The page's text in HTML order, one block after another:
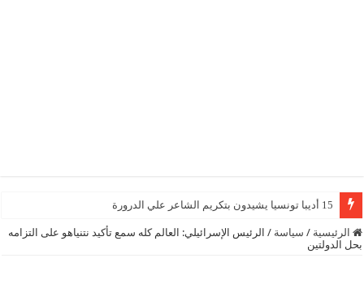
15 أديبا تونسيا يشيدون بتكريم الشاعر علي الدرورة
الرئيسية / سياسة /
الرئيس الإسرائيلي: العالم كله سمع تأكيد نتنياهو على التزامه
بحل الدولتين